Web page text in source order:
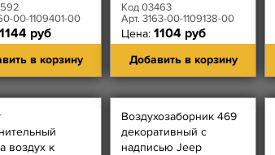
00-1109401-00
1144 руб
в корзину
Код 03463
Арт. 3163-00-1109138-00
Цена: 1104 руб
Добавить в корзину
воздух к
Воздухозаборник 469
декоративный с
надписью Jeep